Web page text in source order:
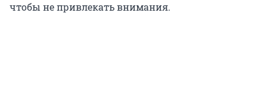
чтобы не привлекать внимания.